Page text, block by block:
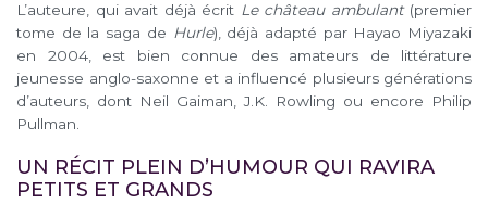
L’auteure, qui avait déjà écrit Le château ambulant(premier
tome de la saga de Hurle), déjà adapté par Hayao Miyazaki
en 2004, est bien connue des amateurs de littérature
jeunesse anglo-saxonne et a influencé plusieurs générations
d’auteurs, dont Neil Gaiman, J.K. Rowling ou encore Philip
Pullman.
UN RÉCIT PLEIN D’HUMOUR QUI RAVIRA
PETITS ET GRANDS